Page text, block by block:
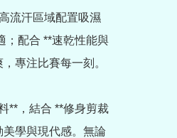
流汗區域配置吸濕
；配合 **速乾性能與
專注比賽每一刻。
**，結合 **修身剪裁
學與現代感。無論